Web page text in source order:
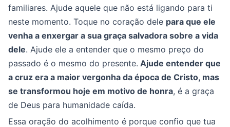
familiares. Ajude aquele que não está ligando para ti
neste momento. Toque no coração dele para que ele
venha a enxergar a sua graça salvadora sobre a vida
dele. Ajude ele a entender que o mesmo preço do
passado é o mesmo do presente. Ajude entender que
a cruz era a maior vergonha da época de Cristo, mas
se transformou hoje em motivo de honra, é a graça
de Deus para humanidade caída.
Essa oração do acolhimento é porque confio que tua